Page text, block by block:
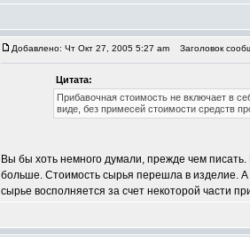
Добавлено: Чт Окт 27, 2005 5:27 am Заголовок
Цитата:
Прибавочная стоимость не включает в
виде, без примесей стоимости средств
Вы бы хоть немного думали, прежде чем
больше. Стоимость сырья перешла в изделие. А
сырье восполняется за счет некоторой части